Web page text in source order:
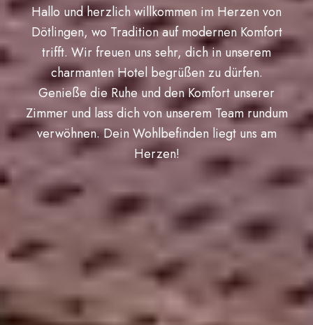
Hallo und herzlich willkommen im Herzen von
Dötlingen, wo Tradition auf modernen Komfort
trifft. Wir freuen uns sehr, dich in unserem
charmanten Hotel begrüßen zu dürfen.
Genieße die Ruhe und den Komfort unserer
Zimmer und lass dich von unserem Team rundum
verwöhnen. Dein Wohlbefinden liegt uns am
Herzen!